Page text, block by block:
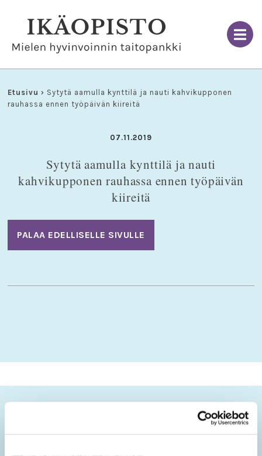
Etusivu › Sytytä aamulla kynttilä ja nauti kahvikupponen
rauhassa ennen työpäivän kiireitä
07.11.2019
Sytytä aamulla kynttilä ja nauti
kahvikupponen rauhassa ennen työpäivän
kiireitä
PALAA EDELLISELLE SIVULLE